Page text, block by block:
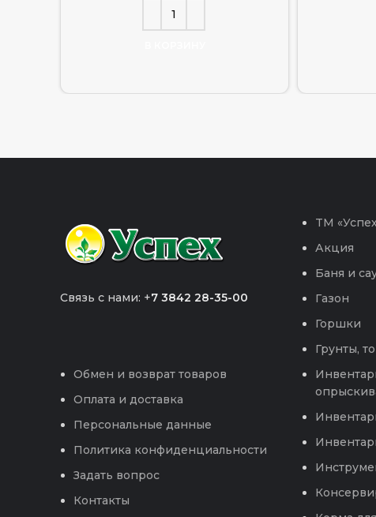
Связь с нами: +7 3842 28-35-00
Обмен и возврат товаров
Оплата и доставка
Персональные данные
Политика конфиденциальности
Задать вопрос
Контакты
TM
Акция
Баня и
Газон
Горшки
Грунты,